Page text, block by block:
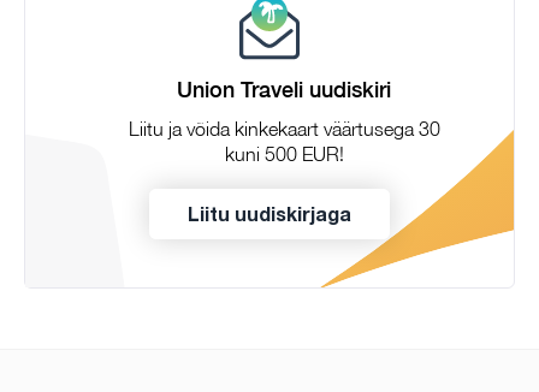
Union Traveli uudiskiri
Liitu ja võida kinkekaart väärtusega 30
kuni 500 EUR!
Liitu uudiskirjaga